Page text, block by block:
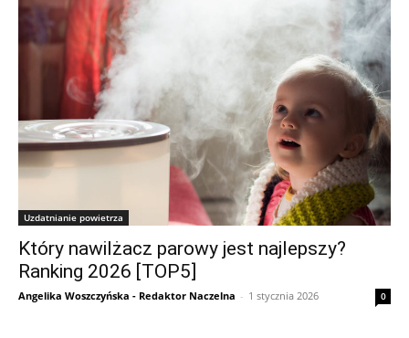
Uzdatnianie powietrza
Który nawilżacz parowy jest najlepszy?
Ranking 2026 [TOP5]
Angelika Woszczyńska - Redaktor Naczelna - 1 stycznia 2026 0